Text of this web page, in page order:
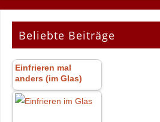
Beliebte Beiträge
Einfrieren mal
anders (im Glas)